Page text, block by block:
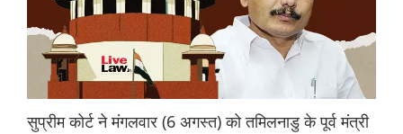
सुप्रीम कोर्ट ने मंगलवार (6 अगस्त) को तमिलनाडु के पूर्व मंत्री